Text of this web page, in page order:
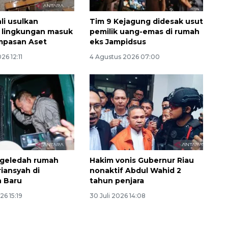
usulkan
masuk
Aset
12:11
Tim 9 Kejagung didesak usut
pemilik uang-emas di rumah
eks Jampidsus
4 Agustus 2026 07:00
rumah
di
Baru
15:19
Hakim vonis Gubernur Riau
nonaktif Abdul Wahid 2
tahun penjara
30 Juli 2026 14:08
SPHP jaga harga beras
2026-08-08 06:00:00